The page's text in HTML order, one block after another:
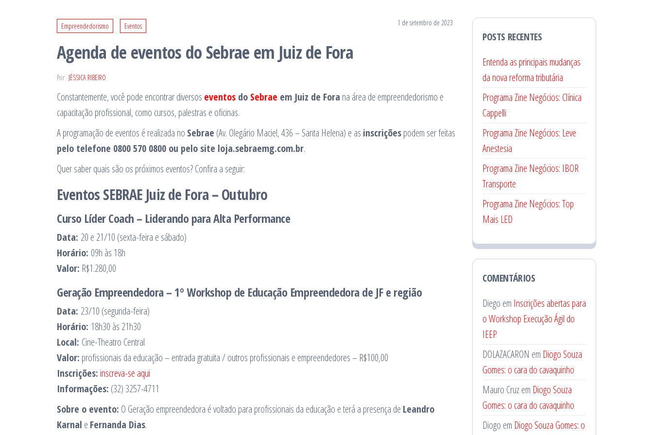
Empreendedorismo Eventos 1 de setembro de 2023
Agenda de eventos do Sebrae em Juiz de Fora
Por JÉSSICA RIBEIRO
Constantemente, você pode encontrar diversos eventos do Sebrae em Juiz de Fora na área de empreendedorismo e
capacitação profissional, como cursos, palestras e oficinas.
A programação de eventos é realizada no Sebrae (Av. Olegário Maciel, 436 – Santa Helena) e as inscriçõespodem ser feitas
pelo telefone 0800 570 0800 ou pelo site loja.sebraemg.com.br.
Quer saber quais são os próximos eventos? Confira a seguir:
Eventos SEBRAE Juiz de Fora – Outubro
Curso Líder Coach – Liderando para Alta Performance
Data: 20 e 21/10 (sexta-feira e sábado)
Horário: 09h às 18h
Valor: R$1.280,00
Geração Empreendedora – 1º Workshop de Educação Empreendedora de JF e região
Data: 23/10 (segunda-feira)
Horário: 18h30 às 21h30
Local: Cine-Theatro Central
Valor: profissionais da educação – entrada gratuita / outros profissionais e empreendedores – R$100,00
Inscrições: inscreva-se aqui
Informações: (32) 3257-4711
Sobre o evento: O Geração empreendedora é voltado para profissionais da educação e terá a presença de Leandro
Karnal e Fernanda Dias.
POSTS RECENTES
Entenda as principais mudanças
da nova reforma tributária
Programa Zine Negócios: Clínica
Cappelli
Programa Zine Negócios: Leve
Anestesia
Programa Zine Negócios: IBOR
Transporte
Programa Zine Negócios: Top
Mais LED
COMENTÁRIOS
Diego em Inscrições abertas para
o Workshop Execução Ágil do
IEEP
DOLAZACARON em Diogo Souza
Gomes: o cara do cavaquinho
Mauro Cruz em Diogo Souza
Gomes: o cara do cavaquinho
Diogo em Diogo Souza Gomes: o